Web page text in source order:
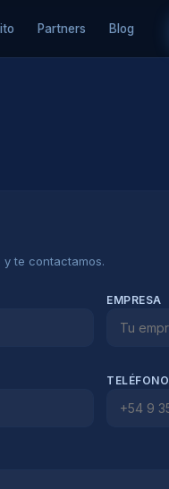
Partners Blog
y te contactamos.
EMPRESA
TELÉFONO